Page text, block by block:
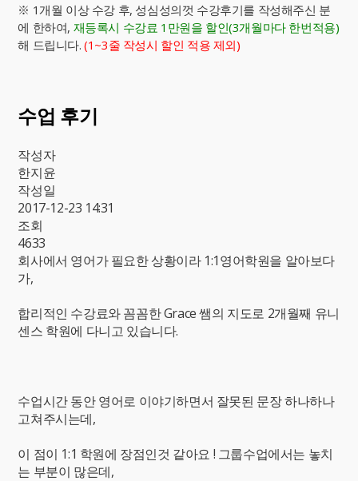
※ 1개월 이상 수강 후, 성심성의껏 수강후기를 작성해주신 분
에 한하여, 재등록시 수강료 1만원을 할인(3개월마다 한번적용)
해 드립니다.(1~3줄 작성시 할인 적용 제외)
수업 후기
작성자
한지윤
작성일
2017-12-23 14:31
조회
4633
회사에서 영어가 필요한 상황이라 1:1영어학원을 알아보다
가,
합리적인 수강료와 꼼꼼한 Grace 쌤의 지도로 2개월째 유니
센스 학원에 다니고 있습니다.
수업시간 동안 영어로 이야기하면서 잘못된 문장 하나하나
고쳐주시는데,
이 점이 1:1 학원에 장점인것 같아요 ! 그룹수업에서는 놓치
는 부분이 많은데,